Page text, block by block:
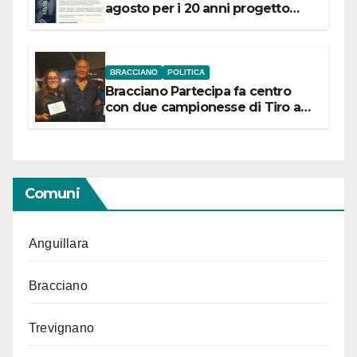
agosto per i 20 anni progetto
BRACCIANO POLITICA
Bracciano Partecipa fa centro
con due campionesse di Tiro a
Comuni
Anguillara
Bracciano
Trevignano